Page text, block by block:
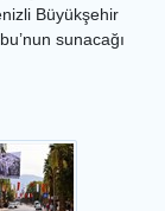
Büyükşehir
sunacağı